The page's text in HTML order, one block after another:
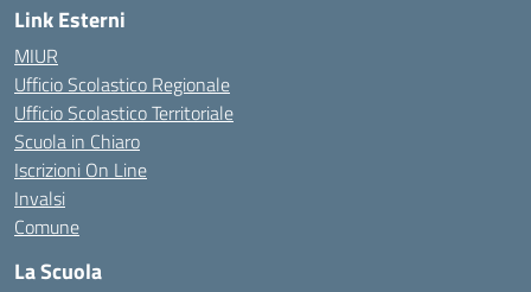
Link Esterni
MIUR
Ufficio Scolastico Regionale
Ufficio Scolastico Territoriale
Scuola in Chiaro
Iscrizioni On Line
Invalsi
Comune
La Scuola